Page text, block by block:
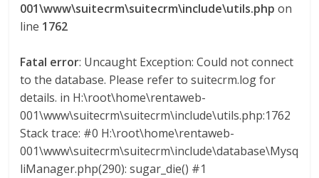
001\www\suitecrm\suitecrm\include\utils.php on
line 1762
Fatal error: Uncaught Exception: Could not connect
to the database. Please refer to suitecrm.log for
details. in H:\root\home\rentaweb-
001\www\suitecrm\suitecrm\include\utils.php:1762
Stack trace: #0 H:\root\home\rentaweb-
001\www\suitecrm\suitecrm\include\database\Mysq
liManager.php(290): sugar_die() #1